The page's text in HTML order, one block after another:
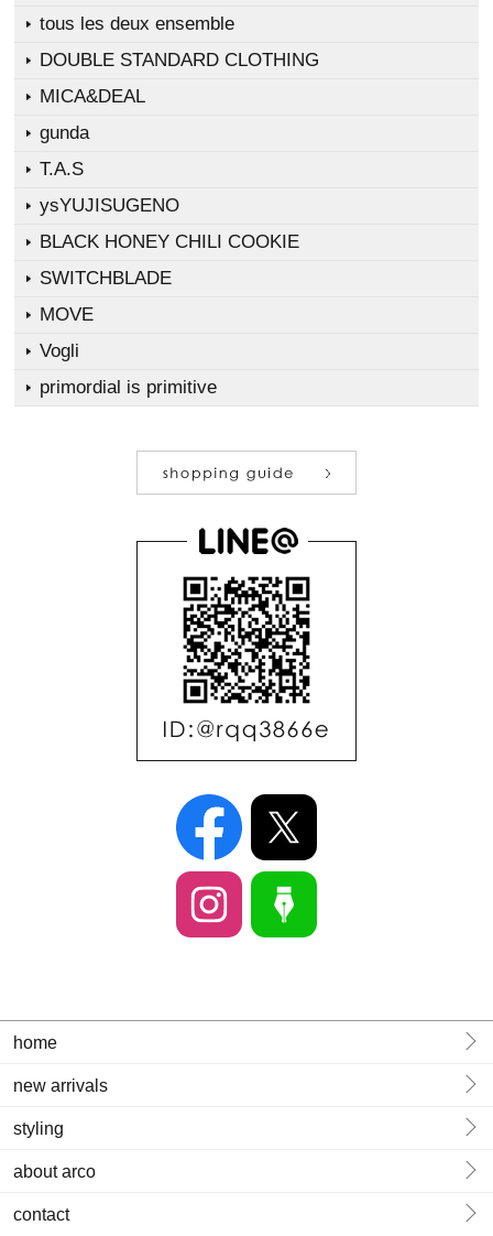
tous les deux ensemble
DOUBLE STANDARD CLOTHING
MICA&DEAL
gunda
T.A.S
ysYUJISUGENO
BLACK HONEY CHILI COOKIE
SWITCHBLADE
MOVE
Vogli
primordial is primitive
home
new arrivals
styling
about arco
contact